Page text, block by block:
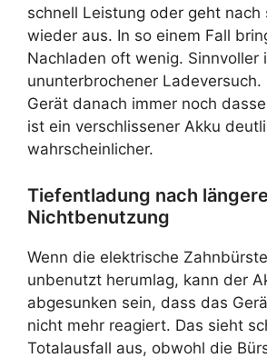
schnell Leistung oder geht nach
wieder aus. In so einem Fall
Nachladen oft wenig. Sinnvoller
ununterbrochener Ladeversuch.
Gerät danach immer noch
ist ein verschlissener Akku
wahrscheinlicher.
Tiefentladung nach
Nichtbenutzung
Wenn die elektrische
unbenutzt herumlag, kann der
abgesunken sein, dass das
nicht mehr reagiert. Das sieht
Totalausfall aus, obwohl die